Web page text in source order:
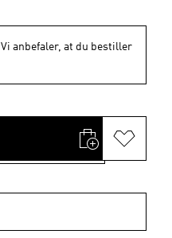
Vi anbefaler, at du bestiller